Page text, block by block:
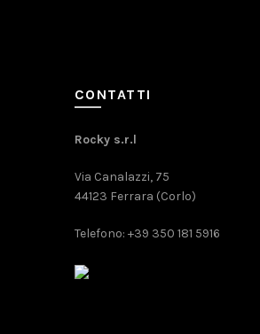
CONTATTI
Rocky s.r.l
Via Canalazzi, 75
44123 Ferrara (Corlo)
Telefono: +39 350 181 5916